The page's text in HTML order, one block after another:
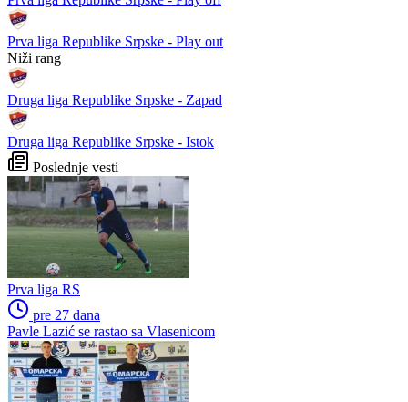
Salah nije promijenio samo
klub, nego i budućnost
jednog grada
Čelik podržao Nacionalni
stadion, ali pod jednim
važnim uvjetom
Drama na Grbavici:
Liga višeg ranga
WWIN liga
Ostala takmičenja
Prva liga Republike Srpske - Play off
Prva liga Republike Srpske - Play out
Niži rang